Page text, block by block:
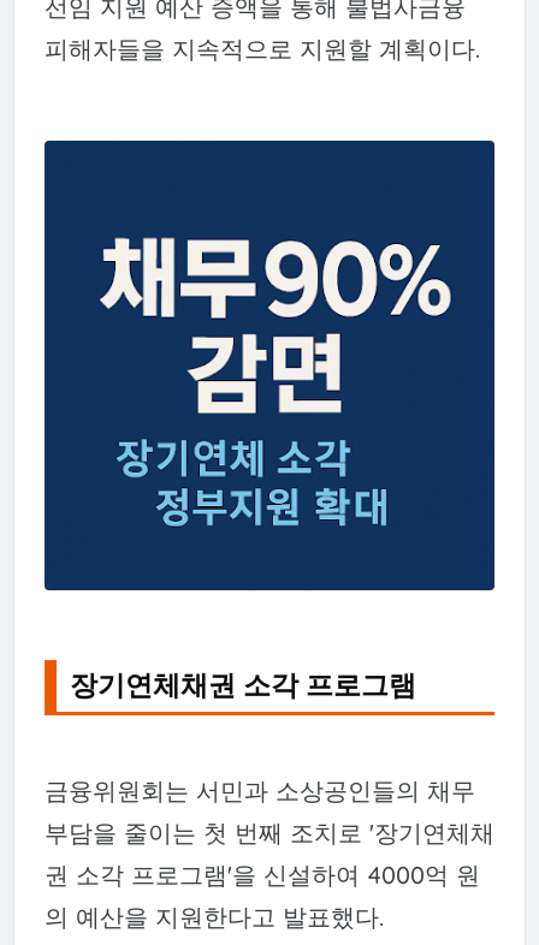
선임 지원 예산 증액을 통해 불법사금융
피해자들을 지속적으로 지원할 계획이다.
장기연체채권 소각 프로그램
금융위원회는 서민과 소상공인들의 채무
부담을 줄이는 첫 번째 조치로 '장기연체채
권 소각 프로그램'을 신설하여 4000억 원
의 예산을 지원한다고 발표했다.